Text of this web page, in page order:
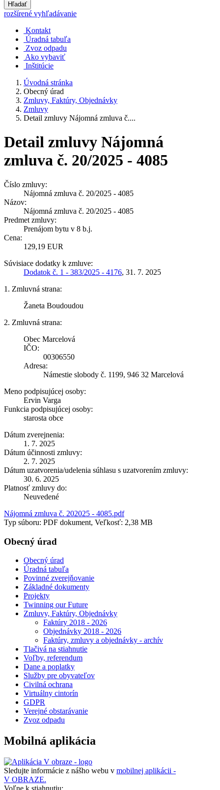
Hľadať
rozšírené vyhľadávanie
Kontakt
Úradná tabuľa
Zvoz odpadu
Ako vybaviť
Inštitúcie
Úvodná stránka
Obecný úrad
Zmluvy, Faktúry, Objednávky
Zmluvy
Detail zmluvy Nájomná zmluva č....
Detail zmluvy Nájomná
zmluva č. 20/2025 - 4085
Číslo zmluvy:
Nájomná zmluva č. 20/2025 - 4085
Názov:
Nájomná zmluva č. 20/2025 - 4085
Predmet zmluvy:
Prenájom bytu v 8 b.j.
Cena:
129,19 EUR
Súvisiace dodatky k zmluve:
Dodatok č. 1 - 383/2025 - 4176, 31. 7. 2025
1. Zmluvná strana:
Žaneta Boudoudou
2. Zmluvná strana:
Obec Marcelová
IČO:
00306550
Adresa:
Námestie slobody č. 1199, 946 32 Marcelová
Meno podpisujúcej osoby:
Ervin Varga
Funkcia podpisujúcej osoby:
starosta obce
Dátum zverejnenia:
1. 7. 2025
Dátum účinnosti zmluvy:
2. 7. 2025
Dátum uzatvorenia/udelenia súhlasu s uzatvorením zmluvy:
30. 6. 2025
Platnosť zmluvy do:
Neuvedené
Nájomná zmluva č. 202025 - 4085.pdf
Typ súboru: PDF dokument, Veľkosť: 2,38 MB
Obecný úrad
Obecný úrad
Úradná tabuľa
Povinné zverejňovanie
Základné dokumenty
Projekty
Twinning our Future
Zmluvy, Faktúry, Objednávky
Faktúry 2018 - 2026
Objednávky 2018 - 2026
Faktúry, zmluvy a objednávky - archív
Tlačivá na stiahnutie
Voľby, referendum
Dane a poplatky
Služby pre obyvateľov
Civilná ochrana
Virtuálny cintorín
GDPR
Verejné obstarávanie
Zvoz odpadu
Mobilná aplikácia
Sledujte informácie z nášho webu v mobilnej aplikácii -
V OBRAZE.